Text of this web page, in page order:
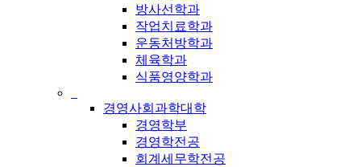
방사선학과
작업치료학과
운동처방학과
체육학과
식품영양학과
경영사회과학대학
경영학부
경영학전공
회계세무학전공